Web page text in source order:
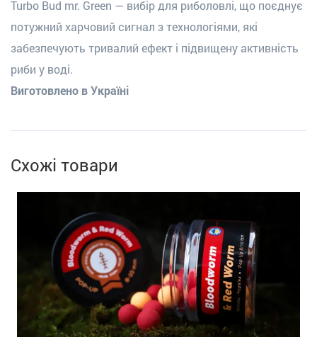
Turbo Bud mr. Green — вибір для риболовлі, що поєднує
потужний харчовий сигнал з технологіями, які
забезпечують тривалий ефект і підвищену активність
риби у воді.
Виготовлено в Україні
Схожі товари